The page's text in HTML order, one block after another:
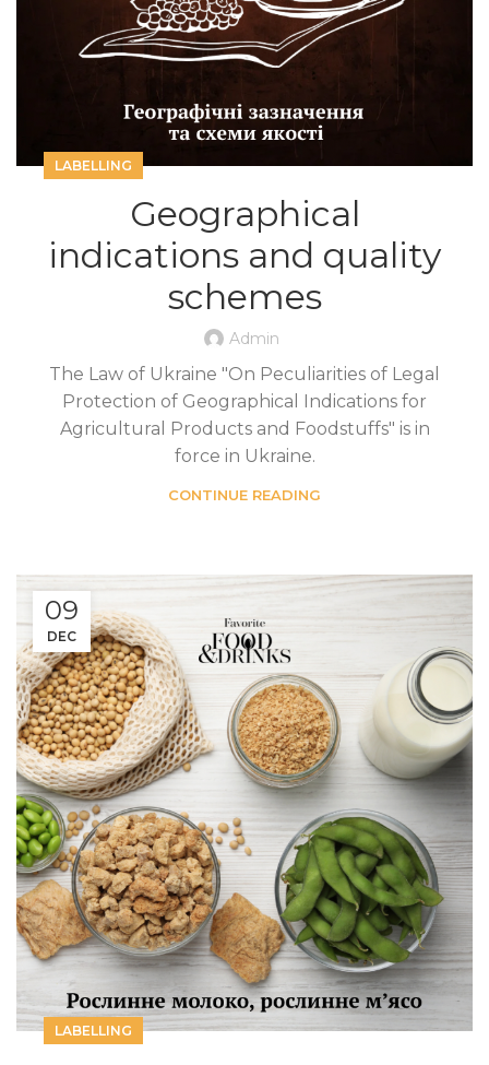
LABELLING
Geographical
indications and quality
schemes
Admin
The Law of Ukraine "On Peculiarities of Legal
Protection of Geographical Indications for
Agricultural Products and Foodstuffs" is in
force in Ukraine.
CONTINUE READING
09
DEC
LABELLING